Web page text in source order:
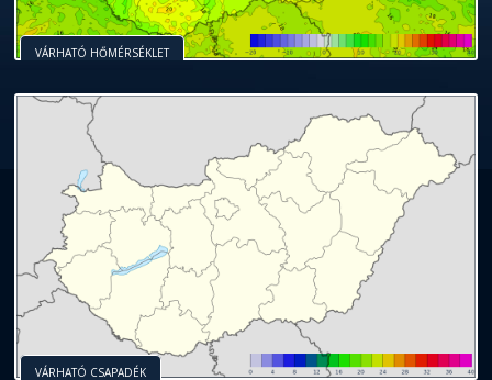
VÁRHATÓ HŐMÉRSÉKLET
VÁRHATÓ CSAPADÉK